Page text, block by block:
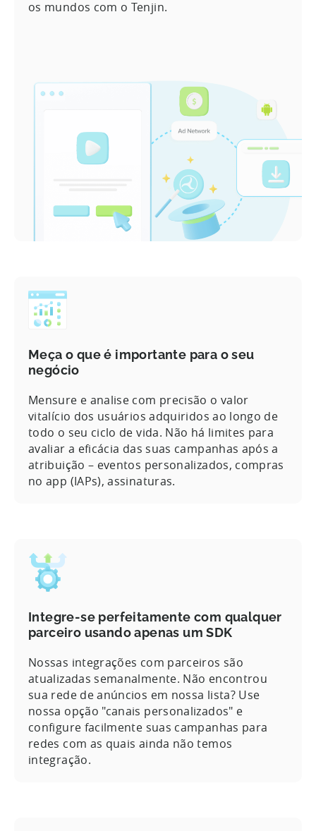
os mundos com o Tenjin.
Meça o que é importante para o seu
negócio
Mensure e analise com precisão o valor
vitalício dos usuários adquiridos ao longo de
todo o seu ciclo de vida. Não há limites para
avaliar a eficácia das suas campanhas após a
atribuição – eventos personalizados, compras
no app (IAPs), assinaturas.
Integre-se perfeitamente com qualquer
parceiro usando apenas um SDK
Nossas integrações com parceiros são
atualizadas semanalmente. Não encontrou
sua rede de anúncios em nossa lista? Use
nossa opção "canais personalizados" e
configure facilmente suas campanhas para
redes com as quais ainda não temos
integração.